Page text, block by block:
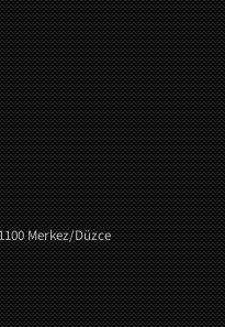
Merkez/Düzce